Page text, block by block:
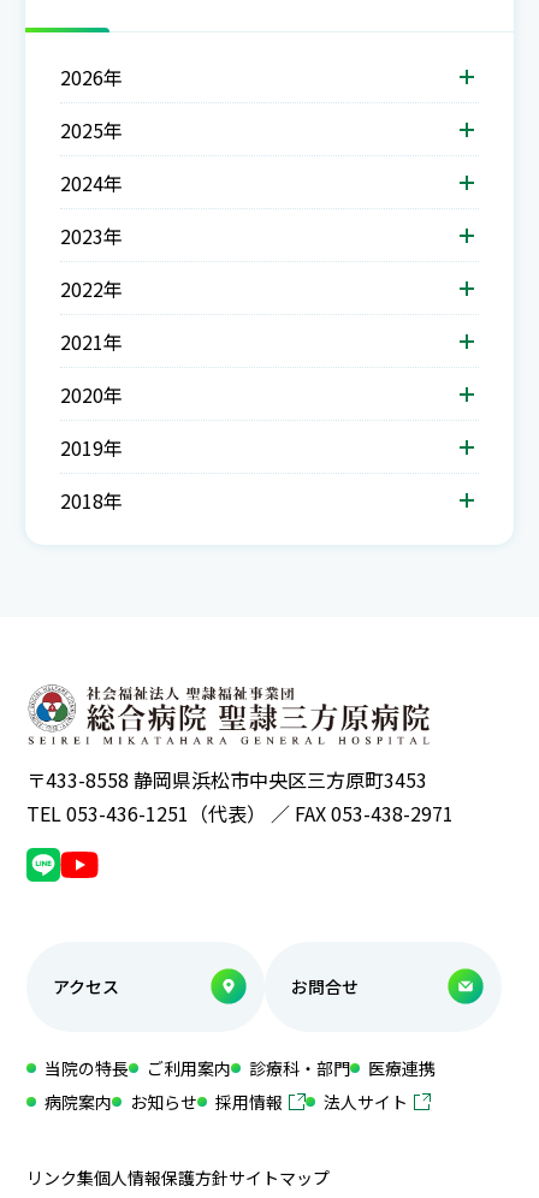
2026年
2025年
2024年
2023年
2022年
2021年
2020年
2019年
2018年
〒433-8558 静岡県浜松市中央区三方原町3453
TEL 053-436-1251（代表） ／ FAX 053-438-2971
アクセス お問合せ
当院の特長 ご利用案内 診療科・部門
医療連携
病院案内
お知らせ 採用情報 法人サイト
リンク集個人情報保護方針サイトマップ